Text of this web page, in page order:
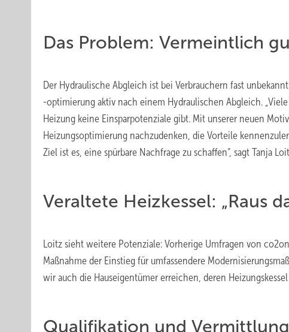
Das Problem: Vermeintlich
Der Hydraulische Abgleich ist bei Verbrauchern fast
-optimierung aktiv nach einem Hydraulischen Abgleich.
Heizung keine Einsparpotenziale gibt. Mit unserer neuen
Heizungsoptimierung nachzudenken, die Vorteile
Ziel ist es, eine spürbare Nachfrage zu schaffen“, sagt Tanja
Veraltete Heizkessel: „Raus
Loitz sieht weitere Potenziale: Vorherige Umfragen von
Maßnahme der Einstieg für umfassendere
wir auch die Hauseigentümer erreichen, deren
Qualifikation und